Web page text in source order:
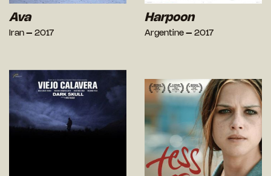
Ava
Iran – 2017
Harpoon
Argentine – 2017